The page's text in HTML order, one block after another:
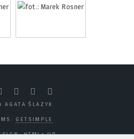
AGATA ŚLAZYK
GETSIMPLE
HTML5 UP